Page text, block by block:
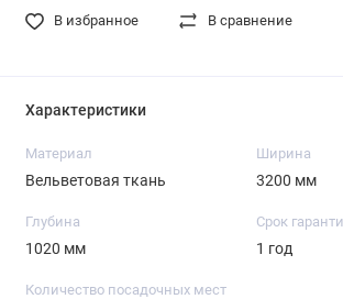
В избранное В сравнение
Характеристики
Материал
Вельветовая ткань
Ширина
3200 мм
Глубина
1020 мм
Срок
1 год
Количество посадочных мест